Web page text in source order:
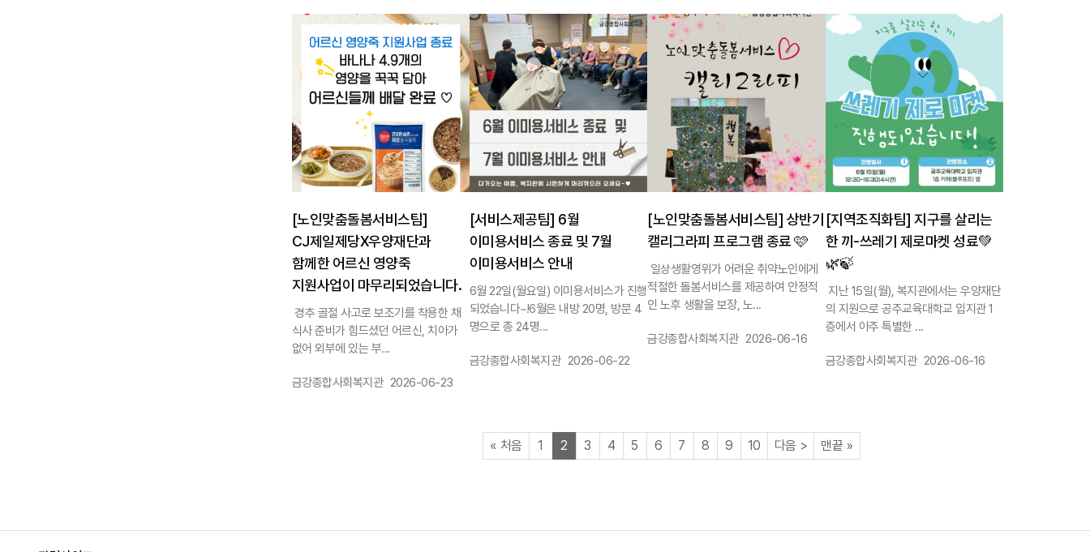
[노인맞춤돌봄서비스팀]
CJ제일제당X우양재단과
함께한 어르신 영양죽
지원사업이 마무리되었습니다.
경추 골절 사고로 보조기를 착용한 채
식사 준비가 힘드셨던 어르신, 치아가
없어 외부에 있는 부...
작성자 :
금강종합사회복지관 작성일 :
2026-06-23
1138
[서비스제공팀] 6월
이미용서비스 종료 및 7월
이미용서비스 안내
6월 22일(월요일) 이미용서비스가 진행
되었습니다~!6월은 내방 20명, 방문 4
명으로 총 24명...
작성자 :
금강종합사회복지관 작성일 :
2026-06-22
1137
[노인맞춤돌봄서비스팀] 상반기
캘리그라피 프로그램 종료 🩷
일상생활영위가 어려운 취약노인에게
적절한 돌봄서비스를 제공하여 안정적
인 노후 생활을 보장, 노...
작성자 :
금강종합사회복지관 작성일 :
2026-06-16
1136
[지역조직화팀] 지구를 살리는
한 끼-쓰레기 제로마켓 성료💚
🌿🍃
지난 15일(월), 복지관에서는 우양재단
의 지원으로 공주교육대학교 입지관 1
층에서 아주 특별한 ...
작성자 :
금강종합사회복지관 작성일 :
2026-06-16
« 처음페이지
1 페이지열린
2페이지
3페이지
4페이지
5페이지
6페이지
7페이지
8페이지
9페이지
10페이지
다음 페이지
> 맨끝 페이지
»